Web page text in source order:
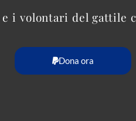
i volontari del gattile
Dona ora